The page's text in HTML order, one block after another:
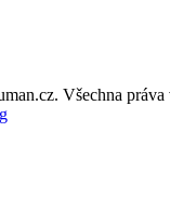
Všechna práva